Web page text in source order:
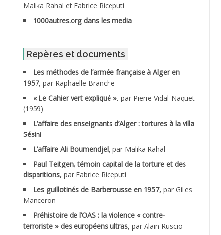
ABDOUDOU
ABID Mohamed
ABNOUN Salah
ACHACHE M.*
ACHLAF Ali
ADALMI
ADANE Ramdane *
ADDAD
Malika Rahal et Fabrice Riceputi
1000autres.org dans les media
Repères et documents
Les méthodes de l’armée française à Alger en
1957, par Raphaëlle Branche
« Le Cahier vert expliqué », par Pierre Vidal-Naquet
(1959)
L’affaire des enseignants d’Alger : tortures à la villa
Sésini
L’affaire Ali Boumendjel, par Malika Rahal
Paul Teitgen, témoin capital de la torture et des
disparitions, par Fabrice Riceputi
Les guillotinés de Barberousse en 1957, par Gilles
Manceron
Préhistoire de l’OAS : la violence « contre-
terroriste » des européens ultras, par Alain Ruscio